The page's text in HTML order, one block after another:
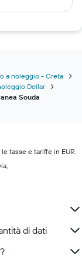
a noleggio - Creta
Dollar
Souda
tasse e tariffe in EUR.
di dati